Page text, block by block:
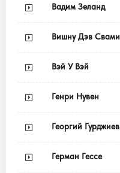
Вадим Зеланд
Вишну Дэв Свами
Вэй У Вэй
Генри Нувен
Георгий Гурджиев
Герман Гессе